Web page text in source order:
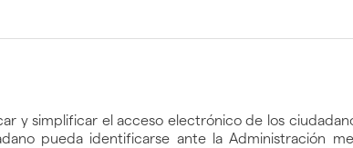
y simplificar el acceso electrónico de los
pueda identificarse ante la Administración